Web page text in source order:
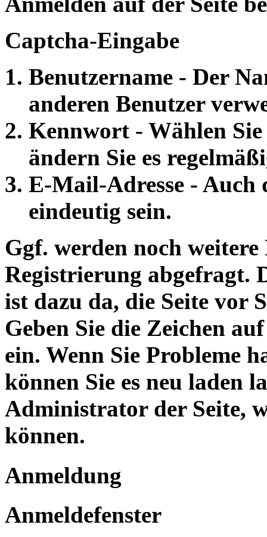
Captcha-Eingabe
Benutzername - Der
anderen Benutzer
Kennwort - Wählen
ändern Sie es
E-Mail-Adresse - Auch
eindeutig sein.
Ggf. werden noch
Registrierung abgefragt.
ist dazu da, die Seite vor
Geben Sie die Zeichen
ein. Wenn Sie Probleme
können Sie es neu laden
Administrator der Seite,
können.
Anmeldung
Anmeldefenster